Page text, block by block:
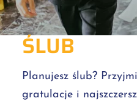
ŚLUB
Planujesz ślub?
gratulacje i